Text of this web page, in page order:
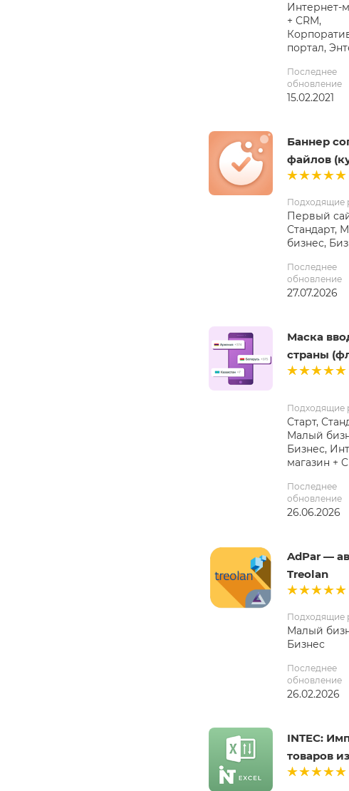
Интернет-
+ CRM,
портал,
Последнее
обновление
15.02.2021
Баннер
файлов
Подходящие
Первый
Стандарт,
бизнес,
Последнее
обновление
27.07.2026
Маска
страны
Подходящие
Старт,
Малый
Бизнес,
магазин +
Последнее
обновление
26.06.2026
AdPar —
Treolan
Подходящие
Малый
Бизнес
Последнее
обновление
26.02.2026
INTEC:
товаров